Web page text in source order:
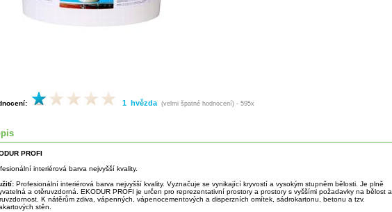
1 hvězda (velmi špatné hodnocení) - 595x
PROFI
interiérová barva nejvyšší kvality.
Profesionální interiérová barva nejvyšší kvality. Vyznačuje se vynikající kryvostí a vysokým stupněm bělosti. Je plně
a otěruvzdorná. EKODUR PROFI je určen pro reprezentativní prostory a prostory s vyššími požadavky na bělost a
K nátěrům zdiva, vápenných, vápenocementových a disperzních omítek, sádrokartonu, betonu a tzv.
stěn.